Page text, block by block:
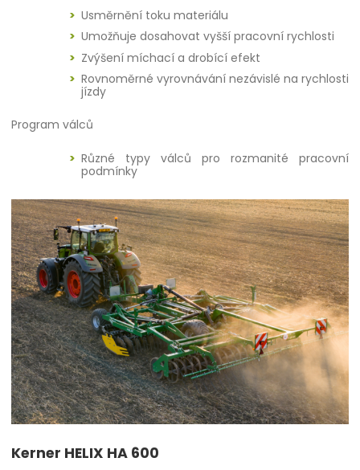
Usměrnění toku materiálu
Umožňuje dosahovat vyšší pracovní rychlosti
Zvýšení míchací a drobící efekt
Rovnoměrné vyrovnávání nezávislé na rychlosti
jízdy
Program válců
Různé typy válců pro rozmanité pracovní
podmínky
Kerner HELIX HA 600